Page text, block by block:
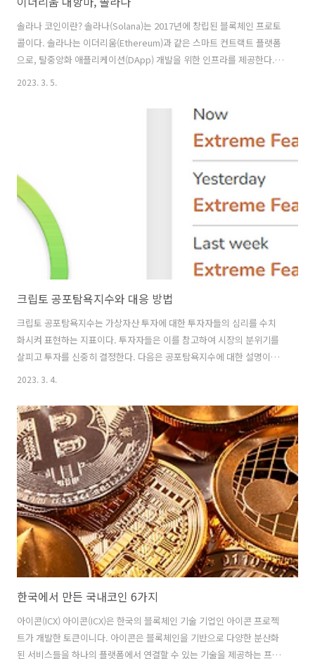
솔라나 코인이란? 솔라나(Solana)는 2017년에 창립된 블록체인 프로토
콜이다. 솔라나는 이더리움(Ethereum)과 같은 스마트 컨트랙트 플랫폼
으로, 탈중앙화 애플리케이션(DApp) 개발을 위한 인프라를 제공한다.
솔라나는 높은 성능을 갖춘 블록체인으로, 초당 수천 건의 거래 처리가
빠른 거래 처리와 저렴한 거래 비용을 필요로 하는 다양한 분야에서 활용
서 가치 교환, 스마트 컨트랙트 실행, 노드 보상 등에 사용된다. SOL은
코인마켓캡 상위권 암호화폐 중 하나이며, 다양한 거래소에서 거래가 가
능하다. 솔라나는 현재 게임, 금융, NFT 등 다양한 분야에서 활..
2023. 3. 5.
크립토 공포탐욕지수와 대응 방법
크립토 공포탐욕지수는 가상자산 투자에 대한 투자자들의 심리를 수치
화시켜 표현하는 지표이다. 투자자들은 이를 참고하여 시장의 분위기를
살피고 투자를 신중히 결정한다. 다음은 공포탐욕지수에 대한 설명이다.
공포탐욕지수란? 공포탐욕지수(Fear and Greed Index)는 가상자산 시
은 가상자산 시장에서 투자자들이 공포와 탐욕에 영향을 받아 어떻게 행
동하는지를 파악하기 위해 사용된다. 공포탐욕지수는 다양한 데이터를
바탕으로 계산된다. 이 데이터에는 가상자산 시장의 거래량, 변동성, 검
색량, 뉴스와 같은 정보가 포함된다. 이러한 데이터를 분석하여 공포와
탐욕의 정도를 수치로 표현한 것이 공포탐욕지수다. 공포탐욕지수는 0부
터 100까지의 ..
2023. 3. 4.
한국에서 만든 국내코인 6가지
아이콘(ICX) 아이콘(ICX)은 한국의 블록체인 기술 기업인 아이콘 프로젝
트가 개발한 토큰이니다. 아이콘은 블록체인을 기반으로 다양한 분산화
된 서비스들을 하나의 플랫폼에서 연결할 수 있는 기술을 제공하는 프로